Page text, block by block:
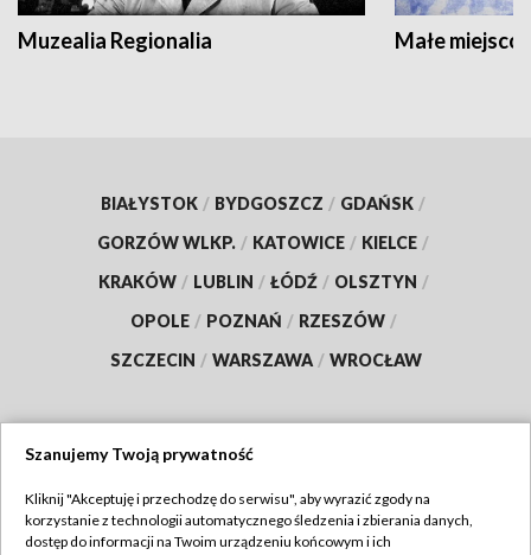
Muzealia Regionalia Małe
BIAŁYSTOK / BYDGOSZCZ / GDAŃSK /
GORZÓW WLKP. / KATOWICE / KIELCE /
KRAKÓW / LUBLIN / ŁÓDŹ / OLSZTYN /
OPOLE / POZNAŃ / RZESZÓW /
SZCZECIN / WARSZAWA / WROCŁAW
TVP
Szanujemy Twoją prywatność
Kliknij "Akceptuję i przechodzę do serwisu", aby wyrazić zgody na
korzystanie z technologii automatycznego śledzenia i zbierania danych,
dostęp do informacji na Twoim urządzeniu końcowym i ich